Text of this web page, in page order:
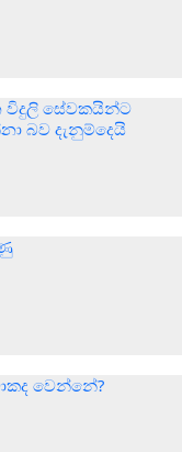
විදුලි සේවකයින්ට
බව දැනුම්දෙයි
වෙන්නේ?